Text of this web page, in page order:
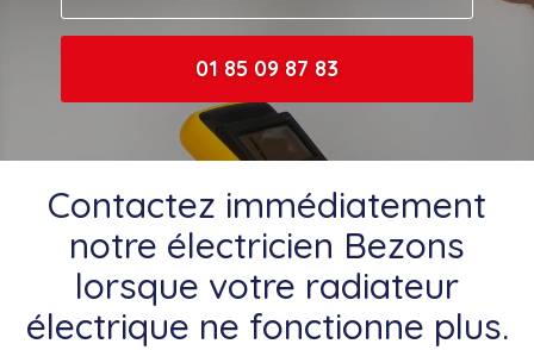
01 85 09 87 83
Contactez immédiatement
notre électricien Bezons
lorsque votre radiateur
électrique ne fonctionne plus.